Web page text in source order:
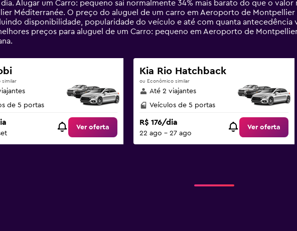
dia. Alugar um Carro: pequeno sai normalmente 34% mais barato do que o
Méditerranée. O preço do aluguel de um carro em Aeroporto de
disponibilidade, popularidade do veículo e até com quanta antecedência
preços para aluguel de um Carro: pequeno em Aeroporto de
similar
de 5 portas
Ver oferta
Kia Rio Hatchback
ou Econômico similar
Até 2 viajantes
Veículos de 5 portas
R$ 176/dia
22 ago - 27 ago
Ver oferta